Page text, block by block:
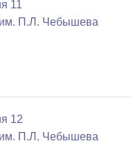
11
им. П.Л. Чебышева
12
им. П.Л. Чебышева